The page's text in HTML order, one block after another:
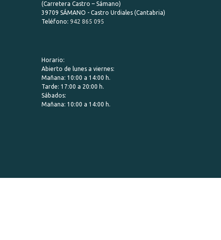
(Carretera Castro – Sámano)
39709 SÁMANO - Castro Urdiales (Cantabria)
Teléfono: 942 865 095
Horario:
Abierto de lunes a viernes:
Mañana: 10:00 a 14:00 h.
Tarde: 17:00 a 20:00 h.
Sábados:
Mañana: 10:00 a 14:00 h.